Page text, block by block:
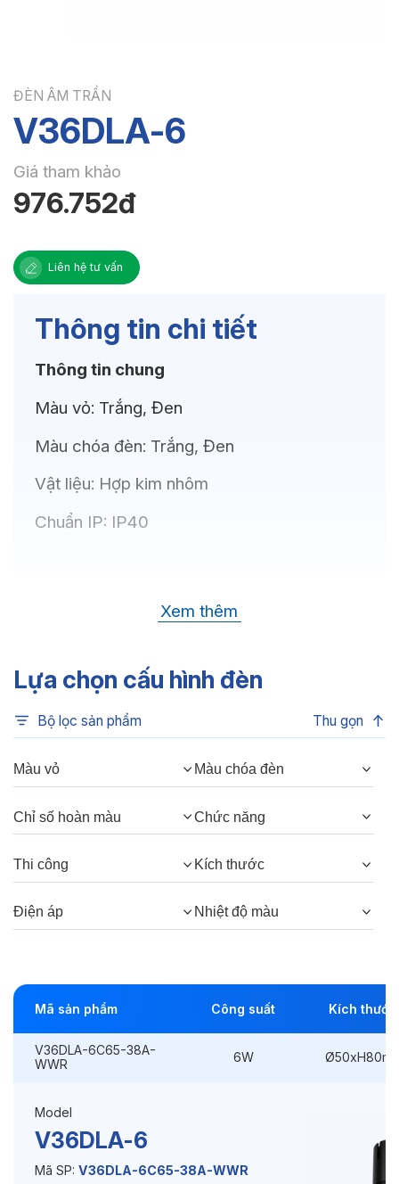
ĐÈN ÂM TRẦN
V36DLA-6
Giá tham khảo
976.752đ
Liên hệ tư vấn
Thông tin chi tiết
Thông tin chung
Màu vỏ: Trắng, Đen
Màu chóa đèn: Trắng, Đen
Vật liệu: Hợp kim nhôm
Chuẩn IP: IP40
OSRAM(GERMANY)
Nhiệt độ màu:6500K, 4000K, 3500K,
3000K, 3CCT
Chỉ số hoàn màu:
Quang thông:
480lm(C), 480lm(N),
Góc chiếu:38°, 24°
Thông số Điện & Lắp đặt
Điều hướng:
Có chỉnh hướng
Kích thướcØ50xH80mm
Điện áp: 220VAC, 50Hz
Xem thêm
Lựa chọn cấu hình đèn
Bộ lọc sản phẩm Thu gọn
Màu vỏ Màu chóa đèn
Chỉ số hoàn màu Chức năng
Thi công Kích thước
Điện áp Nhiệt độ màu
Mã sản phẩm Công suất Kích thước
V36DLA-6C65-38A-
WWR
6W
Model
V36DLA-6
Mã SP: V36DLA-6C65-38A-WWR